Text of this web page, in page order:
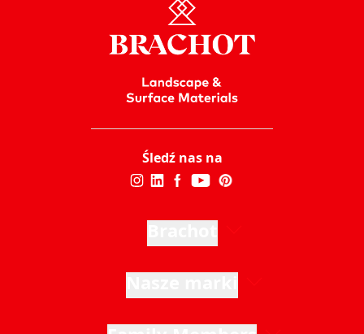
Śledź nas na